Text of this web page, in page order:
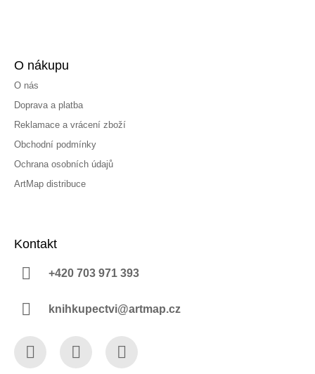
O nákupu
O nás
Doprava a platba
Reklamace a vrácení zboží
Obchodní podmínky
Ochrana osobních údajů
ArtMap distribuce
Kontakt
+420 703 971 393
knihkupectvi@artmap.cz